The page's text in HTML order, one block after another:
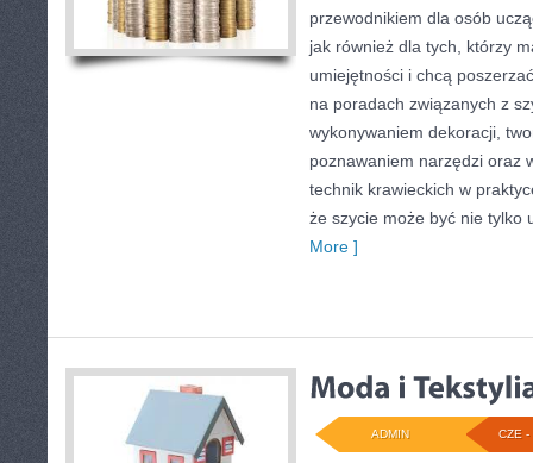
przewodnikiem dla osób
jak również dla tych, którzy
umiejętności i chcą
na poradach związanych z
wykonywaniem dekoracji,
poznawaniem narzędzi oraz
technik krawieckich w
że szycie może być nie tylko
More ]
CZE -
ADMIN